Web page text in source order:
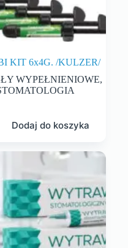
KIT 6x4G. /KULZER/
WYPEŁNIENIOWE,
Dodaj do koszyka